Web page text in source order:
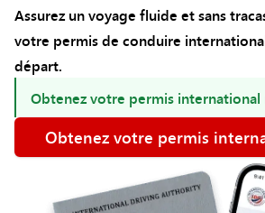
Assurez un voyage fluide et sans
votre permis de conduire
départ.
Obtenez votre permis
Obtenez votre permis